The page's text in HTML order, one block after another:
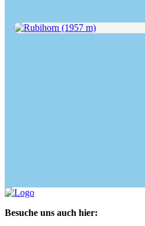
Besuche uns auch hier: